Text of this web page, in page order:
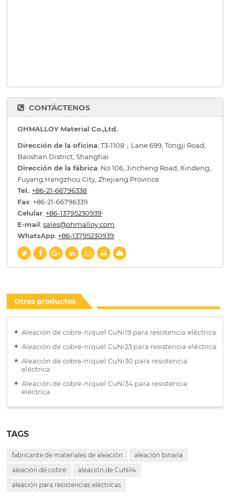
CONTÁCTENOS
OHMALLOY Material Co.,Ltd.
Dirección de la oficina: T3-1108，Lane 699, Tongji Road,
Baoshan District, Shanghai
Dirección de la fábrica: No 106, Jincheng Road, Xindeng,
Fuyang,Hangzhou City, Zhejiang Province
Tel.: +86-21-66796338
Fax: +86-21-66796339
Celular: +86-13795230939
E-mail:sales@ohmalloy.com
WhatsApp: +86-13795230939
Otros productos
Aleación de cobre-níquel CuNi19 para resistencia eléctrica
Aleación de cobre-níquel CuNi23 para resistencia eléctrica
Aleación de cobre-níquel CuNi30 para resistencia
eléctrica
Aleación de cobre-níquel CuNi34 para resistencia
eléctrica
TAGS
fabricante de materiales de aleación
aleación binaria
aleación de cobre
aleación de CuNi14
aleación para resistencias eléctricas